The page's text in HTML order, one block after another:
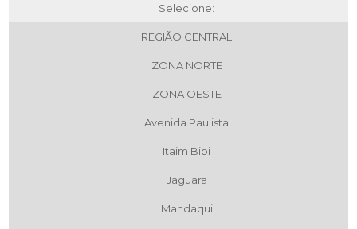
Selecione:
REGIÃO CENTRAL
ZONA NORTE
ZONA OESTE
Avenida Paulista
Itaim Bibi
Jaguara
Mandaqui